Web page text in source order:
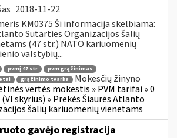
2018-11-22
KM0375 Ši informacija skelbiama:
Sutarties Organizacijos šalių
(47 str.) NATO kariuomenių
valstybių...
pvmį 47 str
pvm grąžinimas
grąžinimo tvarka
Mokesčių žinyno
vertės mokestis » PVM tarifai » 0
skyrius) » Prekės Šiaurės Atlanto
šalių kariuomenių vienetams
gavėjo registracija